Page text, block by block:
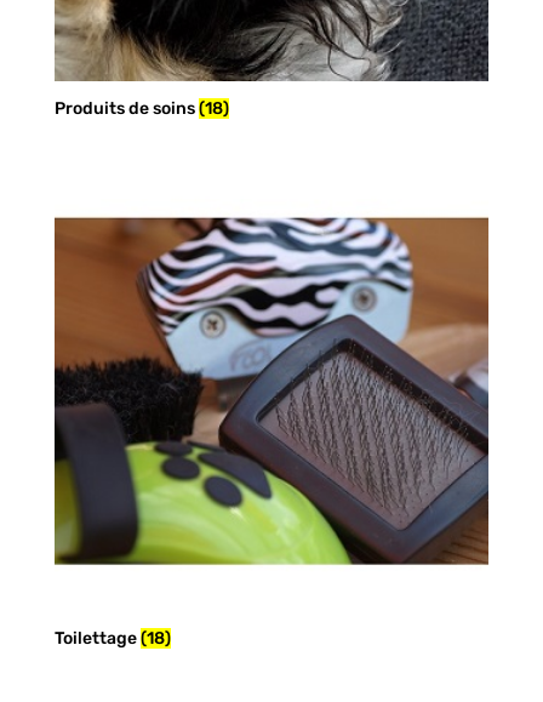
Produits de soins(18)
Toilettage(18)